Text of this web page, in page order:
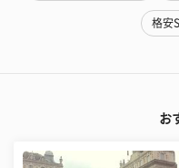
格安
お